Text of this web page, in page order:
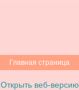
Главная страница
Открыть веб-версию